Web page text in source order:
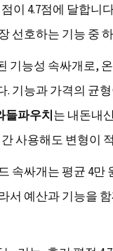
이 4.7점에 달합니
선호하는 기능 중
기능성 속싸개로,
기능과 가격의 균
들파우치는 내돈내
사용해도 변형이
속싸개는 평균 4만
서 예산과 기능을